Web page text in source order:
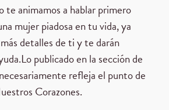
te animamos a hablar primero
mujer piadosa en tu vida, ya
detalles de ti y te darán
publicado en la sección de
refleja el punto de
Corazones.